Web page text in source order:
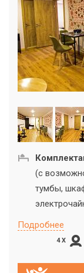
(с
тумбы,
Подробнее
4 X